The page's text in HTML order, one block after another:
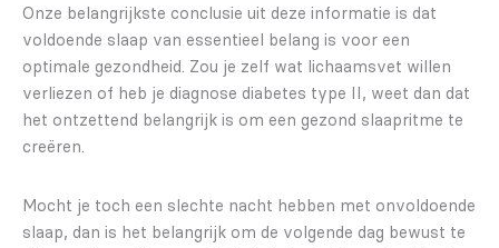
Onze belangrijkste conclusie uit deze informatie is dat
voldoende slaap van essentieel belang is voor een
optimale gezondheid. Zou je zelf wat lichaamsvet willen
verliezen of heb je diagnose diabetes type II, weet dan dat
het ontzettend belangrijk is om een gezond slaapritme te
creëren.
Mocht je toch een slechte nacht hebben met onvoldoende
slaap, dan is het belangrijk om de volgende dag bewust te